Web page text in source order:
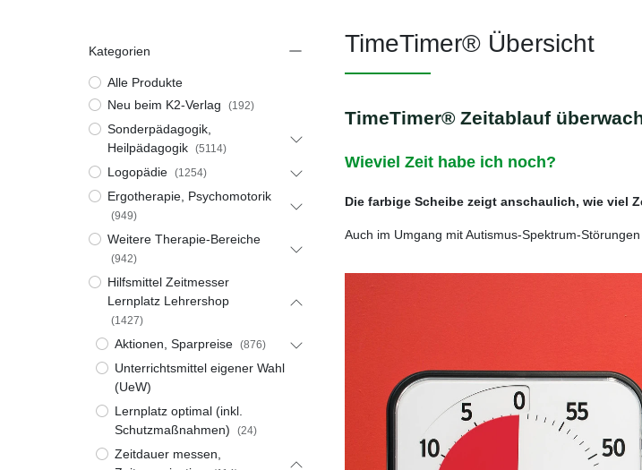
Kategorien
Alle Produkte
Neu beim K2-Verlag
(192)
Sonderpädagogik,
Heilpädagogik
(5114)
Logopädie (1254)
Ergotherapie, Psychomotorik
(949)
Weitere Therapie-Bereiche
(942)
Hilfsmittel Zeitmesser
Lernplatz Lehrershop
(1427)
Aktionen, Sparpreise (876)
Unterrichtsmittel eigener Wahl
(UeW)
Lernplatz optimal (inkl.
Schutzmaßnahmen)
(24)
Zeitdauer messen,
TimeTimer® Übersicht
TimeTimer® Zeitablauf
Wieviel Zeit habe ich noch?
Die farbige Scheibe zeigt anschaulich, wie viel
Auch im Umgang mit Autismus-Spektrum-